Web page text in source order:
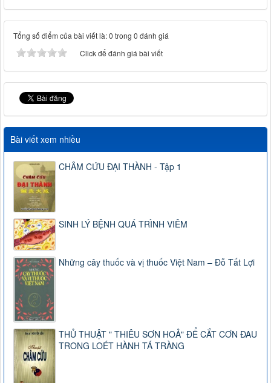
Tổng số điểm của bài viết là: 0 trong 0 đánh giá
Click để đánh giá bài viết
Bài viết xem nhiều
CHÂM CỨU ĐẠI THÀNH - Tập 1
SINH LÝ BỆNH QUÁ TRÌNH VIÊM
Những cây thuốc và vị thuốc Việt Nam – Đỗ Tất Lợi
THỦ THUẬT " THIÊU SƠN HOẢ" ĐỂ CẮT CƠN ĐAU
TRONG LOÉT HÀNH TÁ TRÀNG